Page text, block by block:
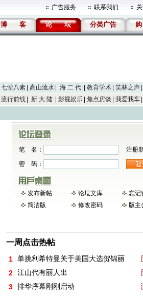
广告服务 联系我们
博 客 论 坛 分类广告 购
七荤八素 高山流水 海 二 代 教育学术 笑林之声
流行前线 新 大 陆 影视娱乐 焦点房谈 我爱我车
笔 名：
注册
密 码：
发布新帖 论坛文库
忘记
简洁版
修改密码 版主
一周点击热帖
1 单挑利希特曼关于美国大选贺锦丽
2 江山代有丽人出
3 排华序幕刚刚启动